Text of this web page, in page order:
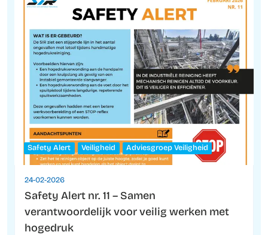
Safety Alert Veiligheid Adviesgroep Veiligheid
24-02-2026
Safety Alert nr. 11 – Samen
verantwoordelijk voor veilig werken met
hogedruk